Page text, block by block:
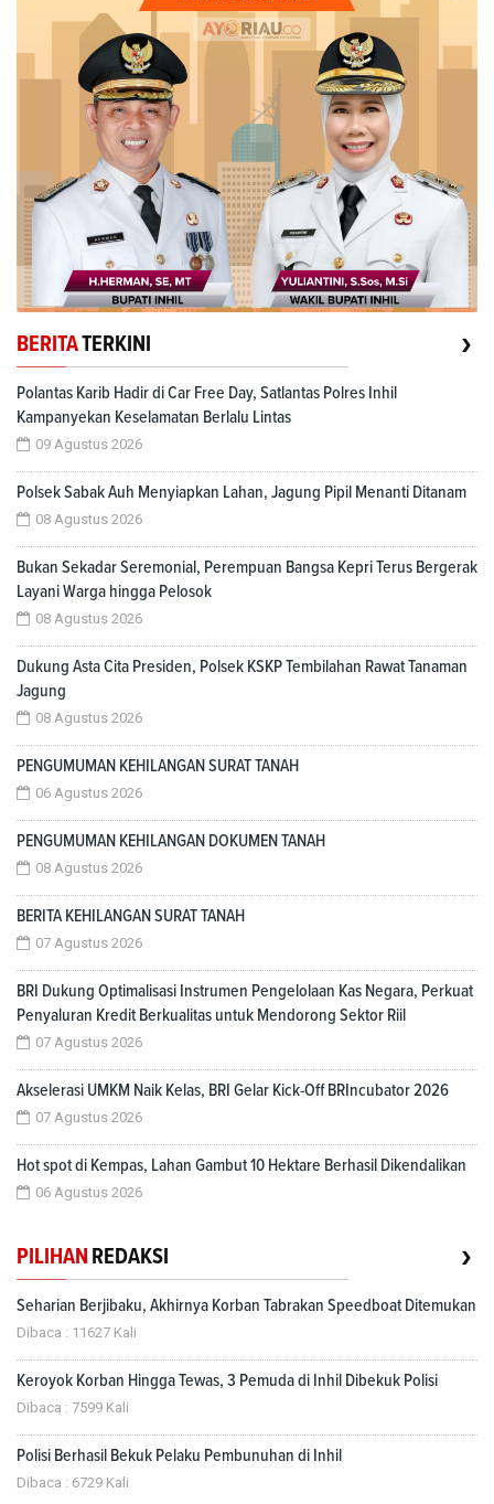
BERITATERKINI ›
Polantas Karib Hadir di Car Free Day, Satlantas Polres Inhil
Kampanyekan Keselamatan Berlalu Lintas
09 Agustus 2026
Polsek Sabak Auh Menyiapkan Lahan, Jagung Pipil Menanti Ditanam
08 Agustus 2026
Bukan Sekadar Seremonial, Perempuan Bangsa Kepri Terus Bergerak
Layani Warga hingga Pelosok
08 Agustus 2026
Dukung Asta Cita Presiden, Polsek KSKP Tembilahan Rawat Tanaman
Jagung
08 Agustus 2026
PENGUMUMAN KEHILANGAN SURAT TANAH
06 Agustus 2026
PENGUMUMAN KEHILANGAN DOKUMEN TANAH
08 Agustus 2026
BERITA KEHILANGAN SURAT TANAH
07 Agustus 2026
BRI Dukung Optimalisasi Instrumen Pengelolaan Kas Negara, Perkuat
Penyaluran Kredit Berkualitas untuk Mendorong Sektor Riil
07 Agustus 2026
Akselerasi UMKM Naik Kelas, BRI Gelar Kick-Off BRIncubator 2026
07 Agustus 2026
Hot spot di Kempas, Lahan Gambut 10 Hektare Berhasil Dikendalikan
06 Agustus 2026
PILIHAN REDAKSI ›
Seharian Berjibaku, Akhirnya Korban Tabrakan Speedboat Ditemukan
Dibaca : 11627 Kali
Keroyok Korban Hingga Tewas, 3 Pemuda di Inhil Dibekuk Polisi
Dibaca : 7599 Kali
Polisi Berhasil Bekuk Pelaku Pembunuhan di Inhil
Dibaca : 6729 Kali